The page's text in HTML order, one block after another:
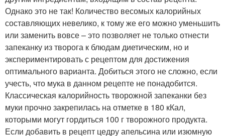
Однако это не так! Количество весомых калорийных
составляющих невелико, к тому же его можно уменьшить
или заменить вовсе – это позволяет не только отнести
запеканку из творога к блюдам диетическим, но и
экспериментировать с рецептом для достижения
оптимального варианта. Добиться этого не сложно, если
учесть, что мука в данном рецепте не понадобится.
Классическая калорийность творожной запеканки без
муки прочно закрепилась на отметке в 180 кКал,
которыми могут гордиться 100 г творожного продукта.
Если добавить в рецепт цедру апельсина или изюмную